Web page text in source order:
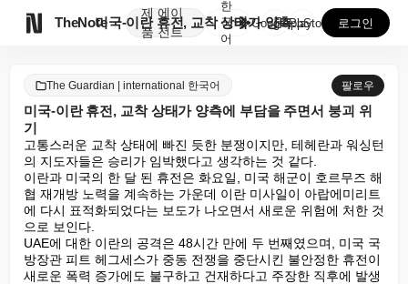
TheNote
제
품
에이
전트
미국-이란 휴전, 교착 상태가 양측에 부담을 주면서 붕...
한
국
어
GooglePlay
AppStore 로그인
The Guardian | international 한국어 팔로우
미국-이란 휴전, 교착 상태가 양측에 부담을 주면서 붕괴 위
기
고통스러운 교착 상태에 빠진 듯한 분쟁이지만, 테헤란과 워싱턴
의 지도자들은 승리가 임박했다고 생각하는 것 같다.
이란과 미국의 한 달 된 휴전은 화요일, 미국 해군이 호르무즈 해
협 재개방 노력을 계속하는 가운데 이란 미사일이 아랍에미리트
에 다시 표적화되었다는 보도가 나오면서 새로운 위험에 처한 것
으로 보인다.
UAE에 대한 이란의 공격은 48시간 만에 두 번째였으며, 미국 국
방장관 피트 헤그세스가 중동 전쟁을 중단시킨 불안정한 휴전이
새로운 폭력 증가에도 불구하고 건재하다고 주장한 직후에 발생